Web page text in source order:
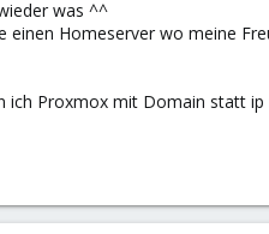
was ^^
einen Homeserver wo meine
ich Proxmox mit Domain statt ip